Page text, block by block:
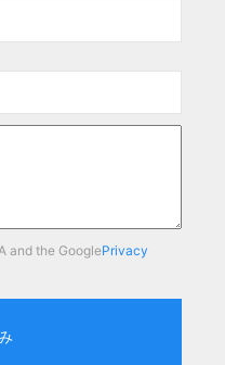
and the GooglePrivacy